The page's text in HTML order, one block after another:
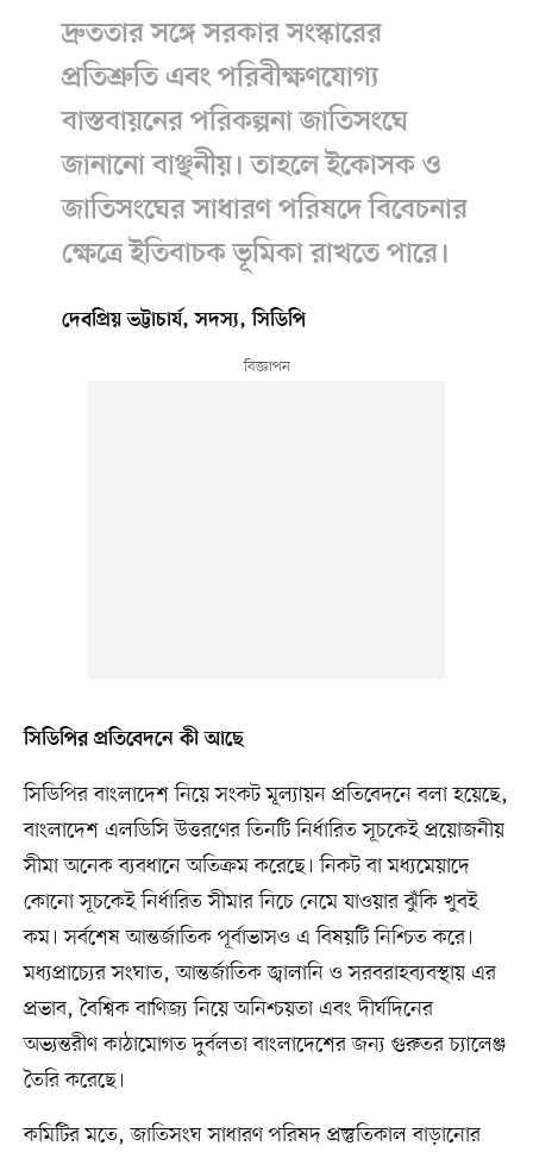
দ্রুততার সঙ্গে সরকার সংস্কারের
প্রতিশ্রুতি এবং পরিবীক্ষণযোগ্য
বাস্তবায়নের পরিকল্পনা জাতিসংঘে
জানানো বাঞ্ছনীয়। তাহলে ইকোসক ও
জাতিসংঘের সাধারণ পরিষদে বিবেচনার
ক্ষেত্রে ইতিবাচক ভূমিকা রাখতে পারে।
দেবপ্রিয় ভট্টাচার্য, সদস্য, সিডিপি
সিডিপির প্রতিবেদনে কী আছে
সিডিপির বাংলাদেশ নিয়ে সংকট মূল্যায়ন প্রতিবেদনে বলা হয়েছে,
বাংলাদেশ এলডিসি উত্তরণের তিনটি নির্ধারিত সূচকেই প্রয়োজনীয়
সীমা অনেক ব্যবধানে অতিক্রম করেছে। নিকট বা মধ্যমেয়াদে
কোনো সূচকেই নির্ধারিত সীমার নিচে নেমে যাওয়ার ঝুঁকি খুবই
কম। সর্বশেষ আন্তর্জাতিক পূর্বাভাসও এ বিষয়টি নিশ্চিত করে।
মধ্যপ্রাচ্যের সংঘাত, আন্তর্জাতিক জ্বালানি ও সরবরাহব্যবস্থায় এর
প্রভাব, বৈশ্বিক বাণিজ্য নিয়ে অনিশ্চয়তা এবং দীর্ঘদিনের
অভ্যন্তরীণ কাঠামোগত দুর্বলতা বাংলাদেশের জন্য গুরুতর চ্যালেঞ্জ
তৈরি করেছে।
কমিটির মতে, জাতিসংঘ সাধারণ পরিষদ প্রস্তুতিকাল বাড়ানোর